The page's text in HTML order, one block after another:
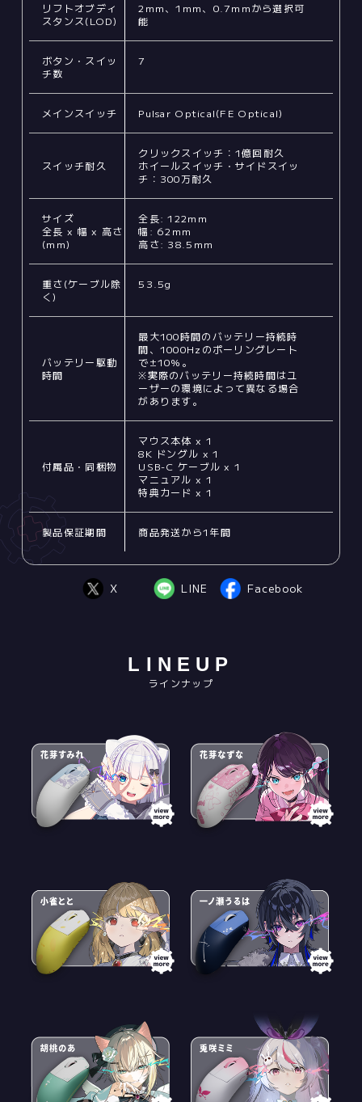
リフトオブディ
スタンス(LOD)
2mm、1mm、0.7mmから選択可
能
ボタン・スイッ
チ数
7
メインスイッチ Pulsar Optical(FE Optical)
スイッチ耐久
クリックスイッチ：1億回耐久
ホイールスイッチ・サイドスイッ
チ：300万耐久
サイズ
全長 x 幅 x 高さ
(mm)
全長: 122mm
幅: 62mm
高さ: 38.5mm
重さ(ケーブル除
く)
53.5g
バッテリー駆動
時間
最大100時間のバッテリー持続時
間、1000Hzのポーリングレート
で±10%。
※実際のバッテリー持続時間はユ
ーザーの環境によって異なる場合
があります。
付属品・同梱物
マウス本体 x 1
8K ドングル x 1
USB-C ケーブル x 1
マニュアル x 1
特典カード x 1
製品保証期間 商品発送から1年間
X LINE Facebook
LINEUP
ラインナップ